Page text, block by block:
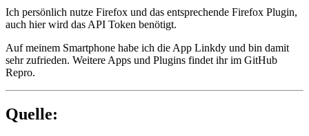
Ich persönlich nutze Firefox und das entsprechende Firefox Plugin,
auch hier wird das API Token benötigt.
Auf meinem Smartphone habe ich die App Linkdy und bin damit
sehr zufrieden. Weitere Apps und Plugins findet ihr im GitHub
Repro.
Quelle: